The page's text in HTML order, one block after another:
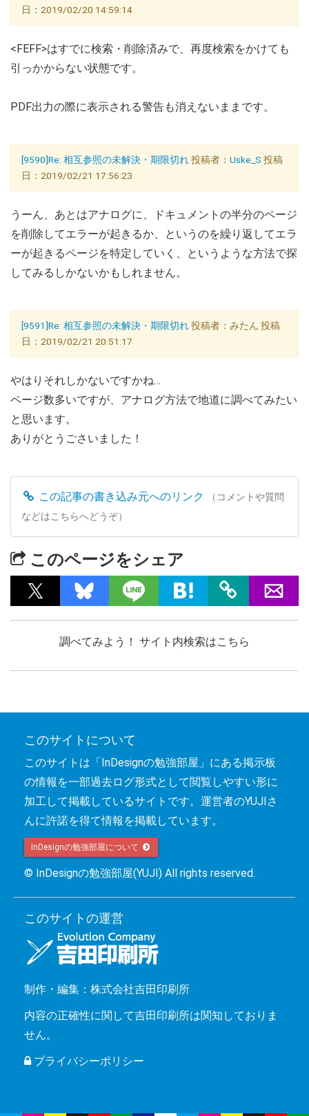
日：2019/02/20 14:59:14
<FEFF>はすでに検索・削除済みで、再度検索をかけても
引っかからない状態です。
PDF出力の際に表示される警告も消えないままです。
[9590]Re: 相互参照の未解決・期限切れ投稿者： Uske_S 投稿
日：2019/02/21 17:56:23
うーん、あとはアナログに、ドキュメントの半分のページ
を削除してエラーが起きるか、というのを繰り返してエラ
ーが起きるページを特定していく、というような方法で探
してみるしかないかもしれません。
[9591]Re: 相互参照の未解決・期限切れ投稿者：みたん 投稿
日：2019/02/21 20:51:17
やはりそれしかないですかね…
ページ数多いですが、アナログ方法で地道に調べてみたい
と思います。
ありがとうごさいました！
この記事の書き込み元へのリンク
（コメントや質問
などはこちらへどうぞ）
このページをシェア
調べてみよう！ サイト内検索はこちら
このサイトについて
このサイトは「InDesignの勉強部屋」にある掲示板
の情報を一部過去ログ形式として閲覧しやすい形に
加工して掲載しているサイトです。運営者のYUJIさ
んに許諾を得て情報を掲載しています。
InDesignの勉強部屋について
© InDesignの勉強部屋(YUJI) All rights reserved.
このサイトの運営
制作・編集：株式会社吉田印刷所
内容の正確性に関して吉田印刷所は関知しておりま
せん。
プライバシーポリシー